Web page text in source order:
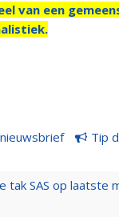
van een
Tip
tak SAS op laatste